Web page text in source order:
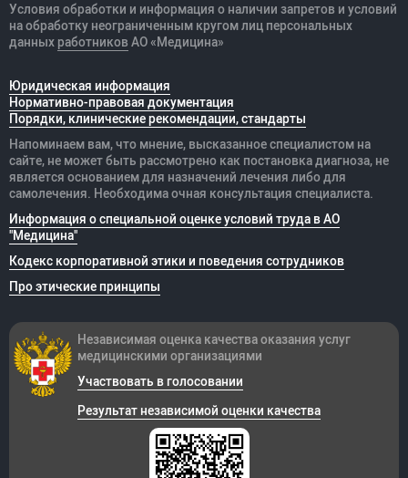
Условия обработки и информация о наличии запретов и условий
на обработку неограниченным кругом лиц персональных
данных работников АО «Медицина»
Юридическая информация
Нормативно-правовая документация
Порядки, клинические рекомендации, стандарты
Напоминаем вам, что мнение, высказанное специалистом на
сайте, не может быть рассмотрено как постановка диагноза, не
является основанием для назначений лечения либо для
самолечения. Необходима очная консультация специалиста.
Информация о специальной оценке условий труда в АО
"Медицина"
Кодекс корпоративной этики и поведения сотрудников
Про этические принципы
Независимая оценка качества оказания услуг
медицинскими организациями
Участвовать в голосовании
Результат независимой оценки качества